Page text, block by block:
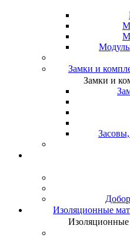
Замки и
Замки и
Изоляционные
Изоляционные